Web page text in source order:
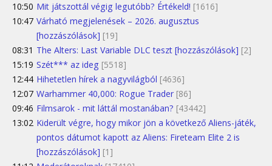
10:50 Mit játszottál végig legutóbb? Értékeld! [1616]
10:47 Várható megjelenések – 2026. augusztus
[hozzászólások] [19]
08:31 The Alters: Last Variable DLC teszt [hozzászólások] [2]
15:19 Szét*** az ideg [5518]
12:44 Hihetetlen hírek a nagyvilágból [4636]
12:07 Warhammer 40,000: Rogue Trader [86]
09:46 Filmsarok - mit láttál mostanában? [43442]
13:02 Kiderült végre, hogy mikor jön a következő Aliens-játék,
pontos dátumot kapott az Aliens: Fireteam Elite 2 is
[hozzászólások] [1]